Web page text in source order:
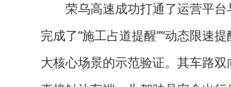
荣乌高速成功打通了运营平台
完成了“施工占道提醒”“动态限速
大核心场景的示范验证。其车路